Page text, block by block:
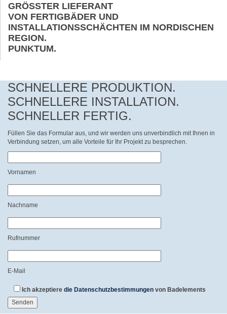
GRÖSSTER LIEFERANT
VON FERTIGBÄDER UND
INSTALLATIONSSCHÄCHTEN IM NORDISCHEN
REGION.
PUNKTUM.
SCHNELLERE PRODUKTION.
SCHNELLERE INSTALLATION.
SCHNELLER FERTIG.
Füllen Sie das Formular aus, und wir werden uns unverbindlich mit Ihnen in
Verbindung setzen, um alle Vorteile für Ihr Projekt zu besprechen.
Vornamen
Nachname
Rufnummer
E-Mail
Ich akzeptiere die Datenschutzbestimmungen von Badelements